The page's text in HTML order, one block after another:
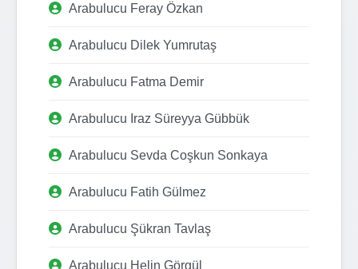
Arabulucu Feray Özkan
Arabulucu Dilek Yumrutaş
Arabulucu Fatma Demir
Arabulucu Iraz Süreyya Gübbük
Arabulucu Sevda Coşkun Sonkaya
Arabulucu Fatih Gülmez
Arabulucu Şükran Tavlaş
Arabulucu Helin Görgül